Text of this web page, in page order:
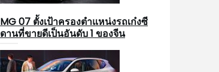
MG 07 ตั้งเป้าครองตำแหน่งรถเก๋งซี
ดานที่ขายดีเป็นอันดับ 1 ของจีน